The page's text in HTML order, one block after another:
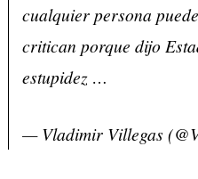
cualquier persona
critican porque dijo
estupidez …
— Vladimir Villegas